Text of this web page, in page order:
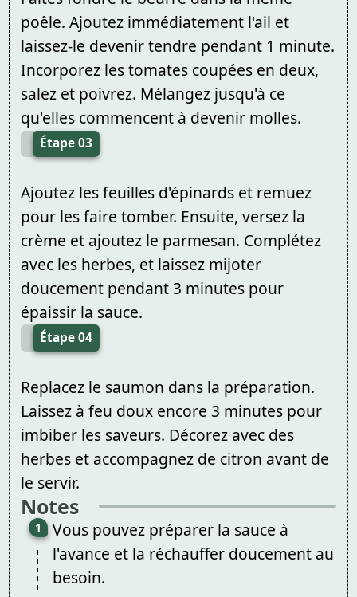
poêle. Ajoutez immédiatement l'ail et
laissez-le devenir tendre pendant 1 minute.
Incorporez les tomates coupées en deux,
salez et poivrez. Mélangez jusqu'à ce
qu'elles commencent à devenir molles.
Étape 03
Ajoutez les feuilles d'épinards et remuez
pour les faire tomber. Ensuite, versez la
crème et ajoutez le parmesan. Complétez
avec les herbes, et laissez mijoter
doucement pendant 3 minutes pour
épaissir la sauce.
Étape 04
Replacez le saumon dans la préparation.
Laissez à feu doux encore 3 minutes pour
imbiber les saveurs. Décorez avec des
herbes et accompagnez de citron avant de
le servir.
Notes
Vous pouvez préparer la sauce à
l'avance et la réchauffer doucement au
besoin.